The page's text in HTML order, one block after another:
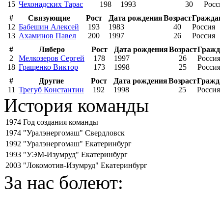
15 Чехонадских Тарас 198 1993 30
#
Связующие Рост Дата рожденияВозраст
12 Бабешин Алексей 193 1983 40
Россия
13 Ахаминов Павел 200 1997 26
Россия
#
Либеро Рост Дата рожденияВозраст
2
Мелкозеров Сергей 178 1997 26
Россия
18 Гращенко Виктор 173 1998 25
Россия
#
Другие Рост Дата рожденияВозраст
11 Трегуб Константин 192 1998 25 Россия
История команды
1974 Год создания команды
1974 "Уралэнергомаш" Свердловск
1992 "Уралэнергомаш" Екатеринбург
1993 "УЭМ-Изумруд" Екатеринбург
2003 "Локомотив-Изумруд" Екатеринбург
За нас болеют: